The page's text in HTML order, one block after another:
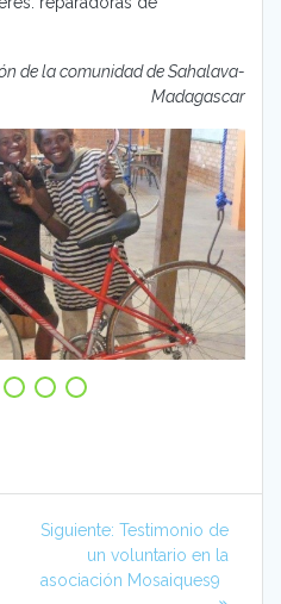
de la comunidad de Sahalava-
Madagascar
Siguiente: Siguiente
entrada:
Testimonio de
un voluntario en la
asociación Mosaiques9